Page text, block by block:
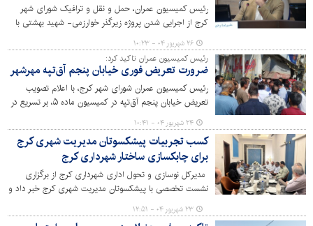
رئیس کمیسیون عمران، حمل و نقل و ترافیک شورای شهر
کرج از اجرایی شدن پروژه زیرگذر خوارزمی- شهید بهشتی با
هدف روان‌سازی ترافیک و تسهیل در عبور و مرور شهروندان
محدوده حصارک خبر داد.
۲۶ شهریور ۰۴ - ۱۰:۲۳
رئیس کمیسیون عمران تاکید کرد:
ضرورت تعریض فوری خیابان پنجم آق‌تپه مهرشهر
رئیس کمیسیون عمران شورای شهر کرج، با اعلام تصویب
تعریض خیابان پنجم آق‌تپه در کمیسیون ماده ۵، بر تسریع در
اجرای پروژه‌های عمرانی این محله کم‌برخوردار تأکید کرد.
۲۴ شهریور ۰۴ - ۱۰:۴۱
کسب تجربیات پیشکسوتان مدیریت شهری کرج
برای چابکسازی ساختار شهرداری کرج
مدیرکل نوسازی و تحول اداری شهرداری کرج از برگزاری
نشست تخصصی با پیشکسوتان مدیریت شهری کرج خبر داد و
گفت: با هدف بهره‌گیری از تجربیات ارزشمند این گنجینه‌های
مدیریتی، طرح تحول و چابک‌سازی ساختار سازمانی شهرداری
۲۳ شهریور ۰۴ - ۱۲:۵۱